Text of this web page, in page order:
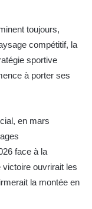
toujours,
compétitif, la
sportive
à porter ses
en mars
face à la
ouvrirait les
la montée en